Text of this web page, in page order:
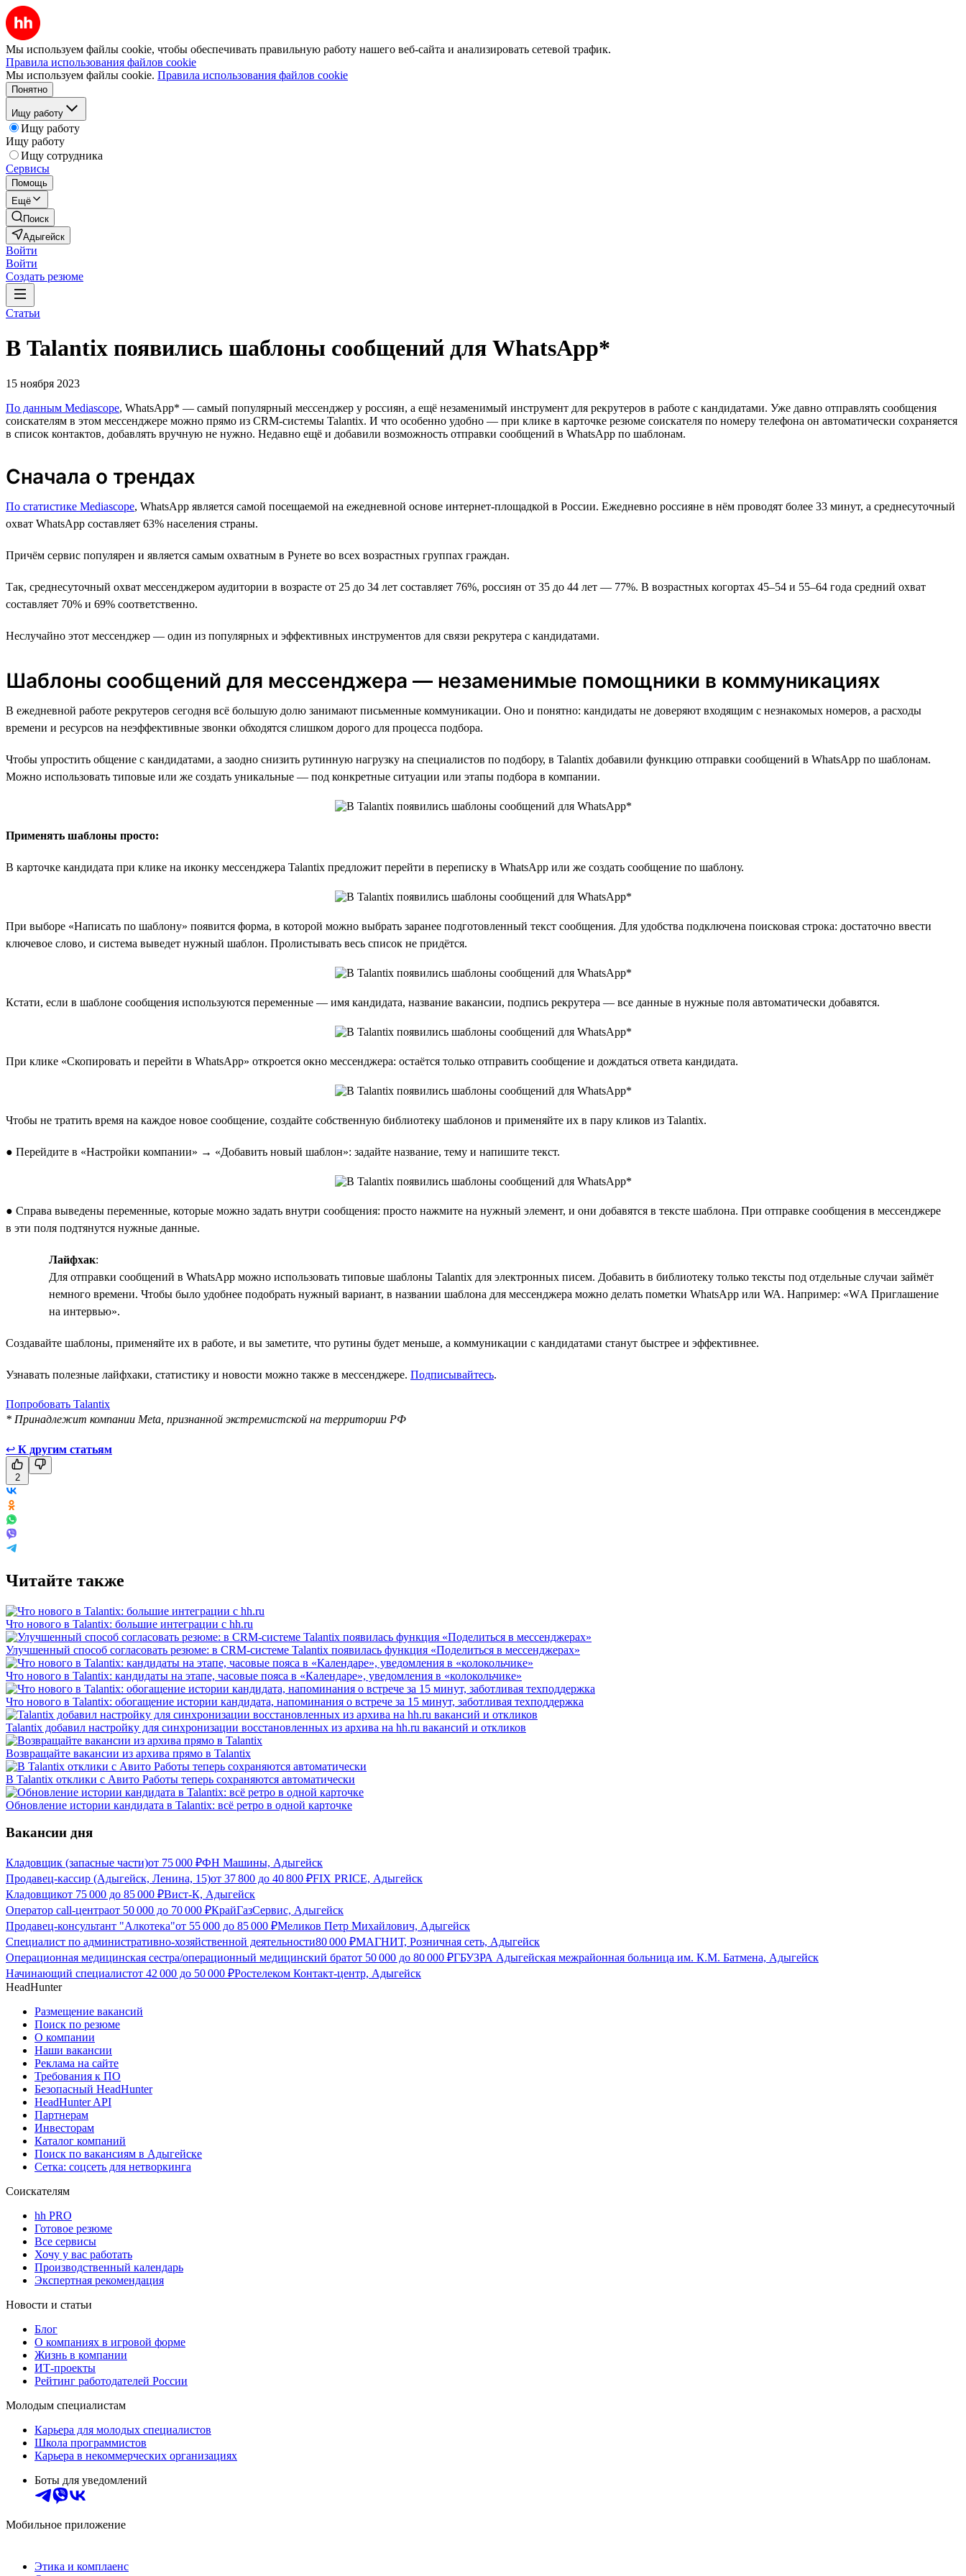
Мы используем файлы cookie, чтобы обеспечивать правильную работу нашего веб-сайта и анализировать сетевой трафик.
Правила использования файлов cookie
Мы используем файлы cookie. Правила использования файлов cookie
Понятно
Ищу работу
Ищу работу
Ищу работу
Ищу сотрудника
Сервисы
Помощь
Ещё
Поиск
Адыгейск
Войти
Войти
Создать резюме
Статьи
В Talantix появились шаблоны сообщений для WhatsApp*
15 ноября 2023
По данным Mediascope, WhatsApp* — самый популярный мессенджер у россиян, а ещё незаменимый инструмент для рекрутеров в работе с кандидатами. Уже давно отправлять сообщения
соискателям в этом мессенджере можно прямо из CRM-системы Talantix. И что особенно удобно — при клике в карточке резюме соискателя по номеру телефона он автоматически сохраняется
в список контактов, добавлять вручную не нужно. Недавно ещё и добавили возможность отправки сообщений в WhatsApp по шаблонам.
Сначала о трендах
По статистике Mediascope, WhatsApp является самой посещаемой на ежедневной основе интернет-площадкой в России. Ежедневно россияне в нём проводят более 33 минут, а среднесуточный
охват WhatsApp составляет 63% населения страны.
Причём сервис популярен и является самым охватным в Рунете во всех возрастных группах граждан.
Так, среднесуточный охват мессенджером аудитории в возрасте от 25 до 34 лет составляет 76%, россиян от 35 до 44 лет — 77%. В возрастных когортах 45–54 и 55–64 года средний охват
составляет 70% и 69% соответственно.
Неслучайно этот мессенджер — один из популярных и эффективных инструментов для связи рекрутера с кандидатами.
Шаблоны сообщений для мессенджера — незаменимые помощники в коммуникациях
В ежедневной работе рекрутеров сегодня всё большую долю занимают письменные коммуникации. Оно и понятно: кандидаты не доверяют входящим с незнакомых номеров, а расходы
времени и ресурсов на неэффективные звонки обходятся слишком дорого для процесса подбора.
Чтобы упростить общение с кандидатами, а заодно снизить рутинную нагрузку на специалистов по подбору, в Talantix добавили функцию отправки сообщений в WhatsApp по шаблонам.
Можно использовать типовые или же создать уникальные — под конкретные ситуации или этапы подбора в компании.
Применять шаблоны просто:
В карточке кандидата при клике на иконку мессенджера Talantix предложит перейти в переписку в WhatsApp или же создать сообщение по шаблону.
При выборе «Написать по шаблону» появится форма, в которой можно выбрать заранее подготовленный текст сообщения. Для удобства подключена поисковая строка: достаточно ввести
ключевое слово, и система выведет нужный шаблон. Пролистывать весь список не придётся.
Кстати, если в шаблоне сообщения используются переменные — имя кандидата, название вакансии, подпись рекрутера — все данные в нужные поля автоматически добавятся.
При клике «Скопировать и перейти в WhatsApp» откроется окно мессенджера: остаётся только отправить сообщение и дождаться ответа кандидата.
Чтобы не тратить время на каждое новое сообщение, создайте собственную библиотеку шаблонов и применяйте их в пару кликов из Talantix.
● Перейдите в «Настройки компании» → «Добавить новый шаблон»: задайте название, тему и напишите текст.
● Справа выведены переменные, которые можно задать внутри сообщения: просто нажмите на нужный элемент, и они добавятся в тексте шаблона. При отправке сообщения в мессенджере
в эти поля подтянутся нужные данные.
Лайфхак:
Для отправки сообщений в WhatsApp можно использовать типовые шаблоны Talantix для электронных писем. Добавить в библиотеку только тексты под отдельные случаи займёт
немного времени. Чтобы было удобнее подобрать нужный вариант, в названии шаблона для мессенджера можно делать пометки WhatsApp или WA. Например: «WА Приглашение
на интервью».
Создавайте шаблоны, применяйте их в работе, и вы заметите, что рутины будет меньше, а коммуникации с кандидатами станут быстрее и эффективнее.
Узнавать полезные лайфхаки, статистику и новости можно также в мессенджере. Подписывайтесь.
Попробовать Talantix
* Принадлежит компании Meta, признанной экстремистской на территории РФ
↩ К другим статьям
2
Читайте также
Что нового в Talantix: большие интеграции с hh.ru
Улучшенный способ согласовать резюме: в CRM-системе Talantix появилась функция «Поделиться в мессенджерах»
Что нового в Talantix: кандидаты на этапе, часовые пояса в «Календаре», уведомления в «колокольчике»
Что нового в Talantix: обогащение истории кандидата, напоминания о встрече за 15 минут, заботливая техподдержка
Talantix добавил настройку для синхронизации восстановленных из архива на hh.ru вакансий и откликов
Возвращайте вакансии из архива прямо в Talantix
В Talantix отклики с Авито Работы теперь сохраняются автоматически
Обновление истории кандидата в Talantix: всё ретро в одной карточке
Вакансии дня
Кладовщик (запасные части)от 75 000 ₽ФН Машины, Адыгейск
Продавец-кассир (Адыгейск, Ленина, 15)от 37 800 до 40 800 ₽FIX PRICE, Адыгейск
Кладовщикот 75 000 до 85 000 ₽Вист-К, Адыгейск
Оператор call-центраот 50 000 до 70 000 ₽КрайГазСервис, Адыгейск
Продавец-консультант "Алкотека"от 55 000 до 85 000 ₽Меликов Петр Михайлович, Адыгейск
Специалист по административно-хозяйственной деятельности80 000 ₽МАГНИТ, Розничная сеть, Адыгейск
Операционная медицинская сестра/операционный медицинский братот 50 000 до 80 000 ₽ГБУЗРА Адыгейская межрайонная больница им. К.М. Батмена, Адыгейск
Начинающий специалистот 42 000 до 50 000 ₽Ростелеком Контакт-центр, Адыгейск
HeadHunter
Размещение вакансий
Поиск по резюме
О компании
Наши вакансии
Реклама на сайте
Требования к ПО
Безопасный HeadHunter
HeadHunter API
Партнерам
Инвесторам
Каталог компаний
Поиск по вакансиям в Адыгейске
Сетка: соцсеть для нетворкинга
Соискателям
hh PRO
Готовое резюме
Все сервисы
Хочу у вас работать
Производственный календарь
Экспертная рекомендация
Новости и статьи
Блог
О компаниях в игровой форме
Жизнь в компании
ИТ-проекты
Рейтинг работодателей России
Молодым специалистам
Карьера для молодых специалистов
Школа программистов
Карьера в некоммерческих организациях
Боты для уведомлений
Мобильное приложение
Этика и комплаенс